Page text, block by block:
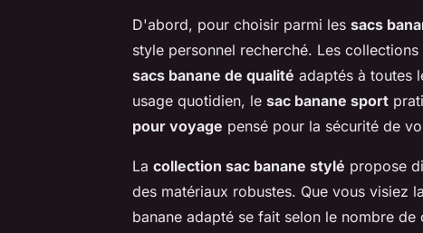
D'abord, pour choisir parmi les sacs
style personnel recherché. Les
sacs banane de qualité adaptés à toutes
usage quotidien, le sac banane sport
pour voyage pensé pour la sécurité de
La collection sac banane stylé propose
des matériaux robustes. Que vous visiez
banane adapté se fait selon le nombre